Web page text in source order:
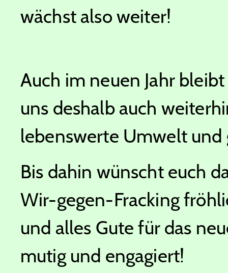
wächst also weiter!
Auch im neuen Jahr
uns deshalb auch
lebenswerte Umwelt und
Bis dahin wünscht euch
Wir-gegen-Fracking
und alles Gute für das
mutig und engagiert!